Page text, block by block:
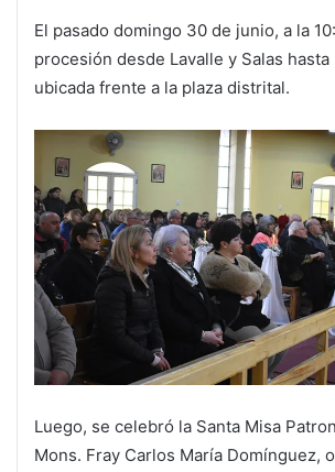
El pasado domingo 30 de junio, a la
procesión desde Lavalle y Salas
ubicada frente a la plaza distrital.
Luego, se celebró la Santa Misa
Mons. Fray Carlos María Domínguez,